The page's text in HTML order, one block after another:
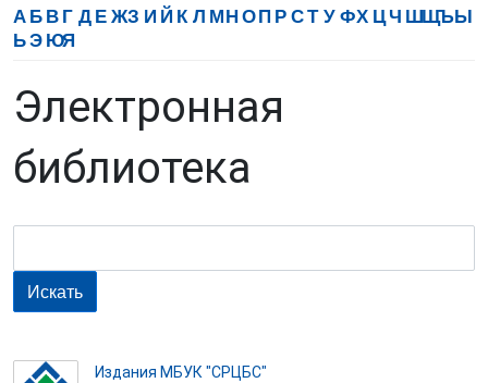
АБВГ ДЕЖЗ И Й К Л МНОП РСТ УФХ ЦЧ ШЩЪЫ
ЬЭЮЯ
Электронная
библиотека
Издания МБУК "СРЦБС"